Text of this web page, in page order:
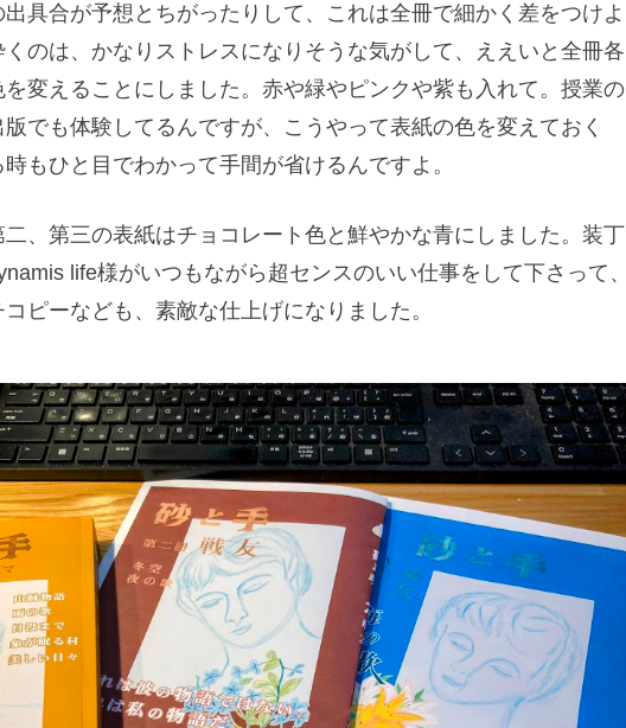
具合が予想とちがったりして、これは全冊で細かく差をつけよ
くのは、かなりストレスになりそうな気がして、ええいと全冊各
変えることにしました。赤や緑やピンクや紫も入れて。授業の
でも体験してるんですが、こうやって表紙の色を変えておく
もひと目でわかって手間が省けるんですよ。
二、第三の表紙はチョコレート色と鮮やかな青にしました。装丁
life様がいつもながら超センスのいい仕事をして下さって、
ピーなども、素敵な仕上げになりました。